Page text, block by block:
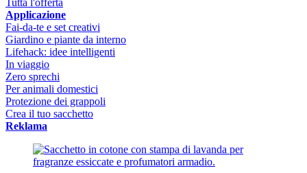
Tutta l'offerta
Applicazione
Fai-da-te e set creativi
Giardino e piante da interno
Lifehack: idee intelligenti
In viaggio
Zero sprechi
Per animali domestici
Protezione dei grappoli
Crea il tuo sacchetto
Reklama